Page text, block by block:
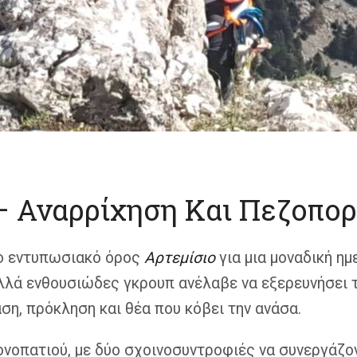
Αναρρίχηση Και
εντυπωσιακό όρος Αρτεμίσιο για μια μοναδική
ενθουσιώδες γκρουπ ανέλαβε να εξερευνήσει
πρόκληση και θέα που κόβει την ανάσα.
με δύο σχοινοσυντροφιές να